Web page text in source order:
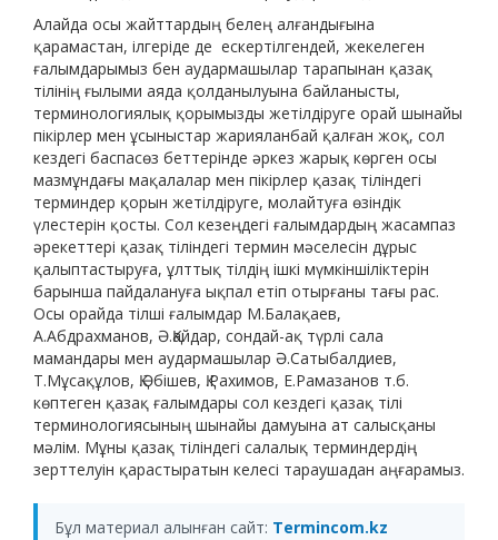
Алайда осы жайттардың белең алғандығына
қарамастан, ілгеріде де ескертілгендей, жекелеген
ғалымдарымыз бен аудармашылар тарапынан қазақ
тілінің ғылыми аяда қолданылуына байланысты,
терминологиялық қорымызды жетілдіруге орай шынайы
пікірлер мен ұсыныстар жарияланбай қалған жоқ, сол
кездегі баспасөз беттерінде әркез жарық көрген осы
мазмұндағы мақалалар мен пікірлер қазақ тіліндегі
терминдер қорын жетілдіруге, молайтуға өзіндік
үлестерін қосты. Сол кезеңдегі ғалымдардың жасампаз
әрекеттері қазақ тіліндегі термин мәселесін дұрыс
қалыптастыруға, ұлттық тілдің ішкі мүмкіншіліктерін
барынша пайдалануға ықпал етіп отырғаны тағы рас.
Осы орайда тілші ғалымдар М.Балақаев,
А.Абдрахманов, Ә.Қайдар, сондай-ақ түрлі сала
мамандары мен аудармашылар Ә.Сатыбалдиев,
Т.Мұсақұлов, Қ.Әбішев, Қ.Рахимов, Е.Рамазанов т.б.
көптеген қазақ ғалымдары сол кездегі қазақ тілі
терминологиясының шынайы дамуына ат салысқаны
мәлім. Мұны қазақ тіліндегі салалық терминдердің
зерттелуін қарастыратын келесі тараушадан аңғарамыз.
Бұл материал алынған сайт: Termincom.kz